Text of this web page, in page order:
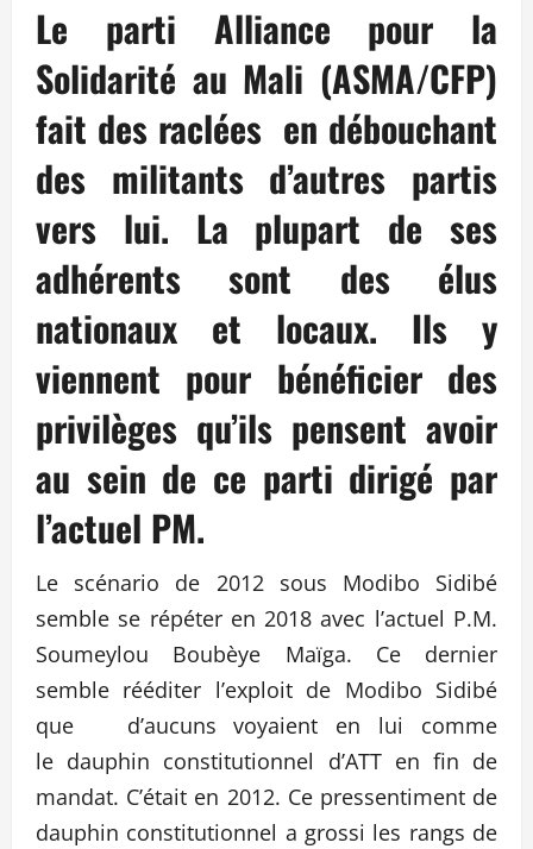
Le parti Alliance pour la
Solidarité au Mali (ASMA/CFP)
fait des raclées en débouchant
des militants d’autres partis
vers lui. La plupart de ses
adhérents sont des élus
nationaux et locaux. Ils y
viennent pour bénéficier des
privilèges qu’ils pensent avoir
au sein de ce parti dirigé par
l’actuel PM.
Le scénario de 2012 sous Modibo Sidibé
semble se répéter en 2018 avec l’actuel P.M.
Soumeylou Boubèye Maïga. Ce dernier
semble rééditer l’exploit de Modibo Sidibé
que d’aucuns voyaient en lui comme
le dauphin constitutionnel d’ATT en fin de
mandat. C’était en 2012. Ce pressentiment de
dauphin constitutionnel a grossi les rangs de